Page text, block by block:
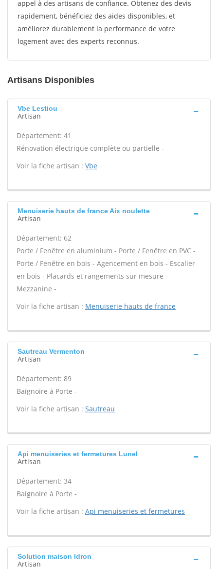
appel à des artisans de confiance. Obtenez des devis
rapidement, bénéficiez des aides disponibles, et
améliorez durablement la performance de votre
logement avec des experts reconnus.
Artisans Disponibles
Vbe Lestiou
Artisan
Département: 41
Rénovation électrique complète ou partielle -
Voir la fiche artisan : Vbe
Menuiserie hauts de france Aix noulette
Artisan
Département: 62
Porte / Fenêtre en aluminium - Porte / Fenêtre en PVC -
Porte / Fenêtre en bois - Agencement en bois - Escalier
en bois - Placards et rangements sur mesure -
Mezzanine -
Voir la fiche artisan : Menuiserie hauts de france
Sautreau Vermenton
Artisan
Département: 89
Baignoire à Porte -
Voir la fiche artisan : Sautreau
Api menuiseries et fermetures Lunel
Artisan
Département: 34
Baignoire à Porte -
Voir la fiche artisan : Api menuiseries et fermetures
Solution maison Idron
Artisan